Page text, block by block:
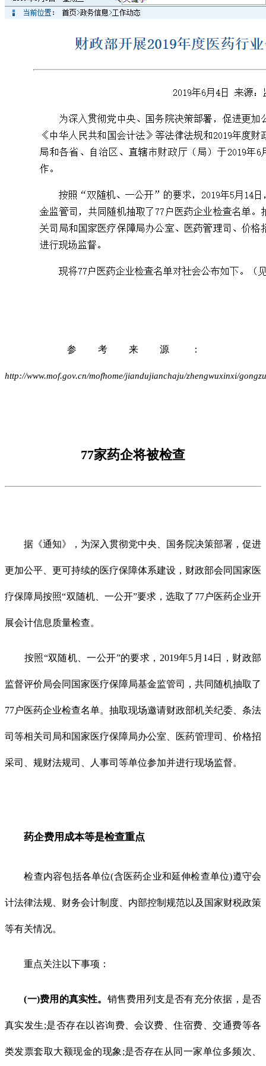
参考来源：
http://www.mof.gov.cn/mofhome/jiandujianchaju/zhengwuxinxi/
77家药企将被检查
据《通知》，为深入贯彻党中央、国务院决策部署，促进
更加公平、更可持续的医疗保障体系建设，财政部会同国家医
疗保障局按照“双随机、一公开”要求，选取了77户医药企业开
展会计信息质量检查。
按照“双随机、一公开”的要求，2019年5月14日，财政部
监督评价局会同国家医疗保障局基金监管司，共同随机抽取了
77户医药企业检查名单。抽取现场邀请财政部机关纪委、条法
司等相关司局和国家医疗保障局办公室、医药管理司、价格招
采司、规财法规司、人事司等单位参加并进行现场监督。
药企费用成本等是检查重点
检查内容包括各单位(含医药企业和延伸检查单位)遵守会
计法律法规、财务会计制度、内部控制规范以及国家财税政策
等有关情况。
重点关注以下事项：
(一)费用的真实性。 销售费用列支是否有充分依据，是否
真实发生;是否存在以咨询费、会议费、住宿费、交通费等各
类发票套取大额现金的现象;是否存在从同一家单位多频次、